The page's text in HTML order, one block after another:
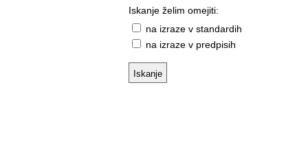
Iskanje želim omejiti:
na izraze v standardih
na izraze v predpisih